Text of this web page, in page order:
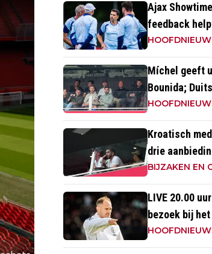
Ajax
feedback
Míchel geeft
Bounida;
tegen PEC
Kroatisch
drie
blijft nog uit'
BIJZAKEN EN
LIVE 20.00
bezoek bij
Nuijten